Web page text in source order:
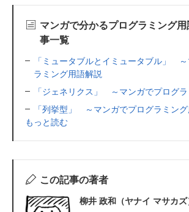
マンガで分かるプログラミング
事一覧
「ミュータブルとイミュータブル」
ラミング用語解説
「ジェネリクス」 ～マンガでプログ
「列挙型」 ～マンガでプログラミン
もっと読む
この記事の著者
柳井 政和（ヤナイ マサカズ